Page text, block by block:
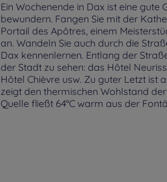
Ein Wochenende in Dax ist eine
bewundern. Fangen Sie mit der
Portail des Apôtres, einem
an. Wandeln Sie auch durch die
Dax kennenlernen. Entlang der
der Stadt zu sehen: das Hôtel
Hôtel Chièvre usw. Zu guter Letzt ist
zeigt den thermischen Wohlstand
Quelle fließt 64°C warm aus der